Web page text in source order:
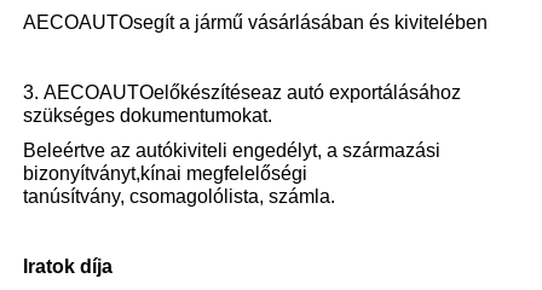
AECOAUTOsegít a jármű vásárlásában és kivitelében
3. AECOAUTOelőkészítéseaz autó exportálásához
szükséges dokumentumokat.
Beleértve az autókiviteli engedélyt, a származási
bizonyítványt,kínai megfelelőségi
tanúsítvány, csomagolólista, számla.
Iratok díja